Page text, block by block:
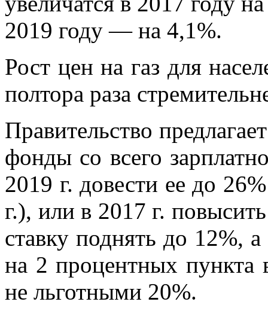
2019 году — на 4,1%.
Рост цен на газ для
полтора раза
Правительство
фонды со всего
2019 г. довести ее до
г.), или в 2017 г.
ставку поднять до 12%, а
на 2 процентных пункта
не льготными 20%.